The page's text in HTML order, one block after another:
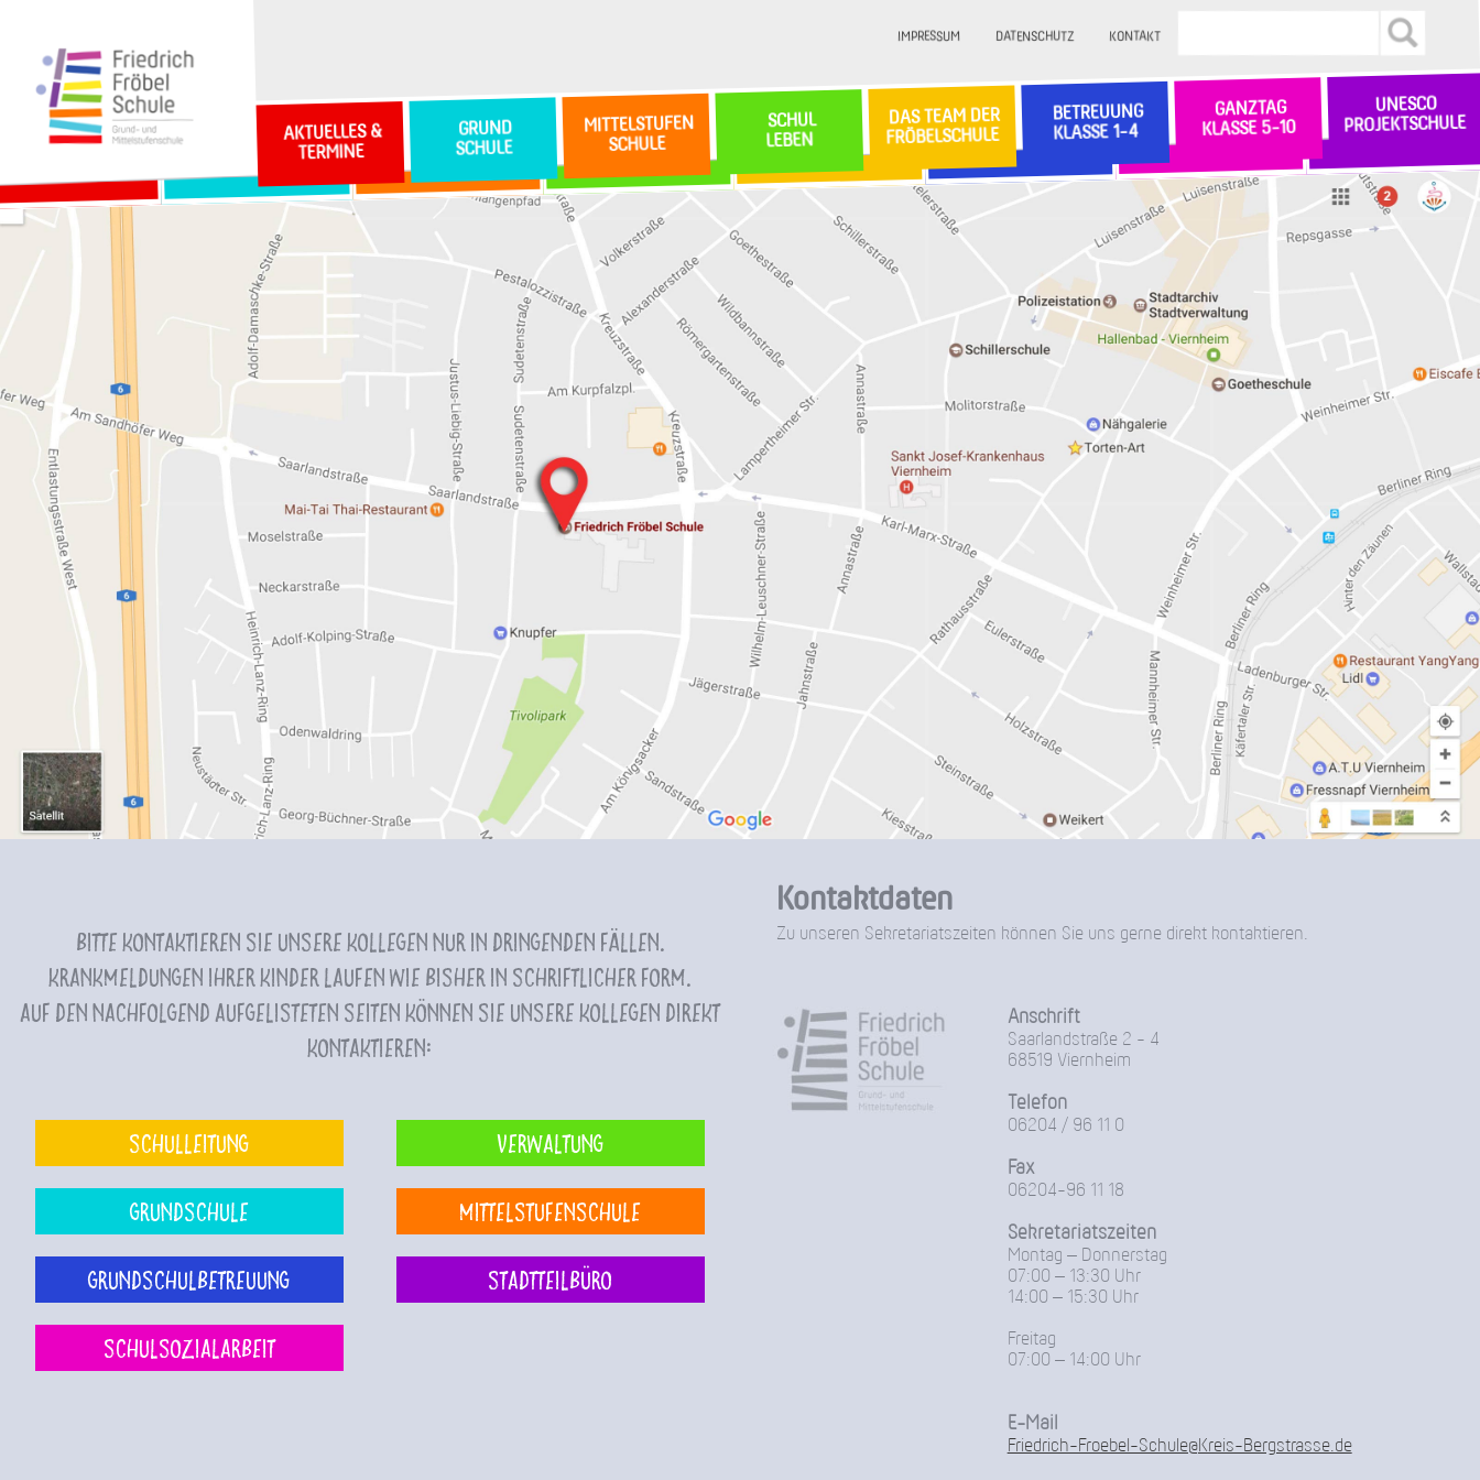
IMPRESSUM DATENSCHUTZ KONTAKT
AKTUELLES &
TERMINE
GRUND
SCHULE
MITTELSTUFEN
SCHULE
SCHUL
LEBEN
DAS TEAM DER
FRÖBELSCHULE
BETREUUNG
KLASSE 1-4
GANZTAG
KLASSE 5-10
UNESCO
PROJEKTSCHULE
Bitte kontaktieren Sie unsere Kollegen nur in dringenden Fällen.
Krankmeldungen Ihrer Kinder laufen wie bisher in schriftlicher Form.
Auf den nachfolgend aufgelisteten Seiten können Sie unsere Kollegen direkt
kontaktieren:
Schulleitung Verwaltung
Grundschule Mittelstufenschule
Grundschulbetreuung Stadtteilbüro
Schulsozialarbeit
Kontaktdaten
Zu unseren Sekretariatszeiten können Sie uns gerne direkt kontaktieren.
Anschrift
Saarlandstraße 2 - 4
68519 Viernheim
Telefon
06204 / 96 11 0
Fax
06204-96 11 18
Sekretariatszeiten
Montag – Donnerstag
07:00 – 13:30 Uhr
14:00 – 15:30 Uhr
Freitag
07:00 – 14:00 Uhr
E-Mail
Friedrich-Froebel-Schule@Kreis-Bergstrasse.de